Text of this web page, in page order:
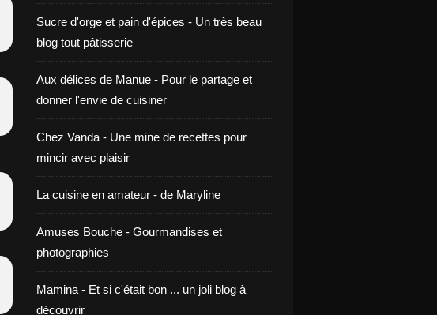
Sucre d'orge et pain d'épices - Un très beau
blog tout pâtisserie
Aux délices de Manue - Pour le partage et
donner l'envie de cuisiner
Chez Vanda - Une mine de recettes pour
mincir avec plaisir
La cuisine en amateur - de Maryline
Amuses Bouche - Gourmandises et
photographies
Mamina - Et si c'était bon ... un joli blog à
découvrir